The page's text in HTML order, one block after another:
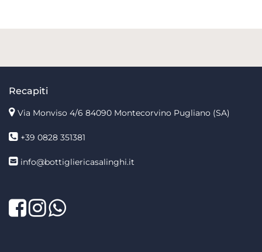
Recapiti
Via Monviso 4/6 84090 Montecorvino Pugliano (SA)
+39 0828 351381
info@bottigliericasalinghi.it
Facebook
TwitterLinkedIn